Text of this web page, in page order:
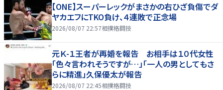
【ONE】スーパーレックがまさかの右ひざ負傷でダ
ヤカエフにTKO負け、４連敗で正念場
2026/08/07 22:57相撲格闘技
元Ｋ-１王者が再婚を報告 お相手は１０代女性
「色々言われそうですが…」「一人の男としてもさ
らに精進」久保優太が報告
2026/08/07 22:45相撲格闘技